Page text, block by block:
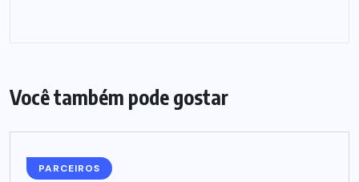
Você também pode gostar
PARCEIROS